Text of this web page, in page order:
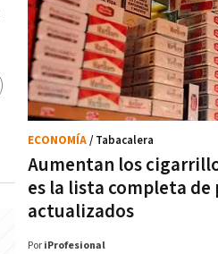
Aumentan los
es la lista completa de
actualizados
ECONOMÍA/ Tabacalera
Por iProfesional